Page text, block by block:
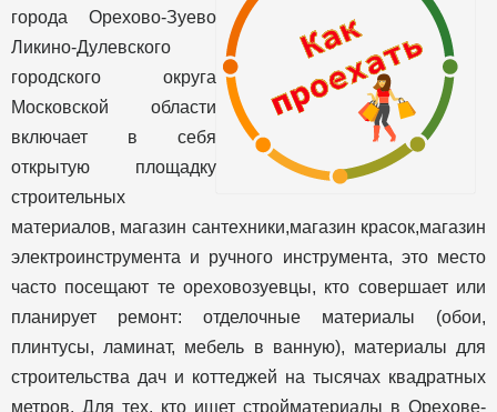
города Орехово-Зуево
Ликино-Дулевского
городского округа
Московской области
включает в себя
открытую площадку
строительных
материалов, магазин сантехники,магазин красок,магазин
электроинструмента и ручного инструмента, это место
часто посещают те ореховозуевцы, кто совершает или
планирует ремонт: отделочные материалы (обои,
плинтусы, ламинат, мебель в ванную), материалы для
строительства дач и коттеджей на тысячах квадратных
метров. Для тех, кто ищет стройматериалы в Орехове-